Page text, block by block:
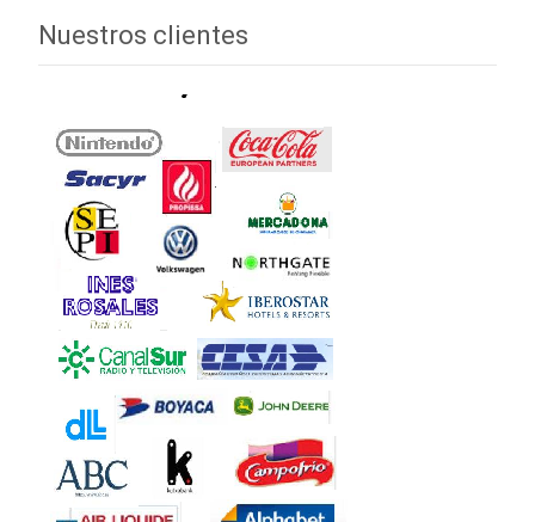
Nuestros clientes